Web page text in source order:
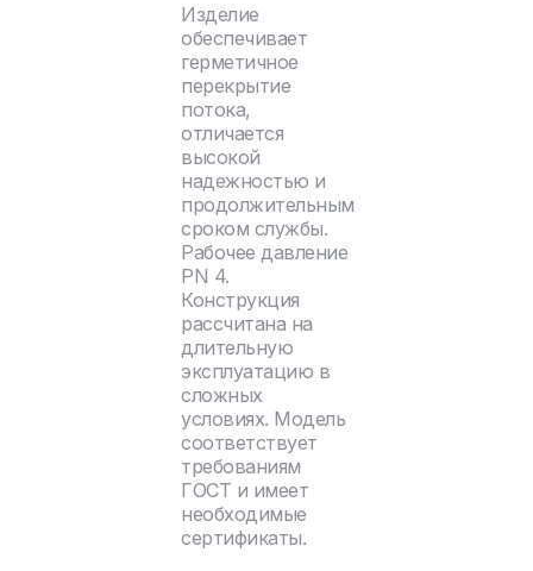
Изделие
обеспечивает
герметичное
перекрытие
потока,
отличается
высокой
надежностью и
продолжительным
сроком службы.
Рабочее давление
PN 4.
Конструкция
рассчитана на
длительную
эксплуатацию в
сложных
условиях. Модель
соответствует
требованиям
ГОСТ и имеет
необходимые
сертификаты.